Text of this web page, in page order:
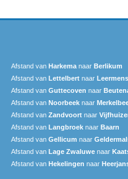
Afstand van Harkema naar Berlikum
Afstand van Lettelbert naar Leermens
Afstand van Guttecoven naar
Afstand van Noorbeek naar
Afstand van Zandvoort naar
Afstand van Langbroek naar Baarn
Afstand van Gellicum naar
Afstand van Lage Zwaluwe naar
Afstand van Hekelingen naar